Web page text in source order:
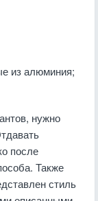
из алюминия;
нужно
после
Также
стиль